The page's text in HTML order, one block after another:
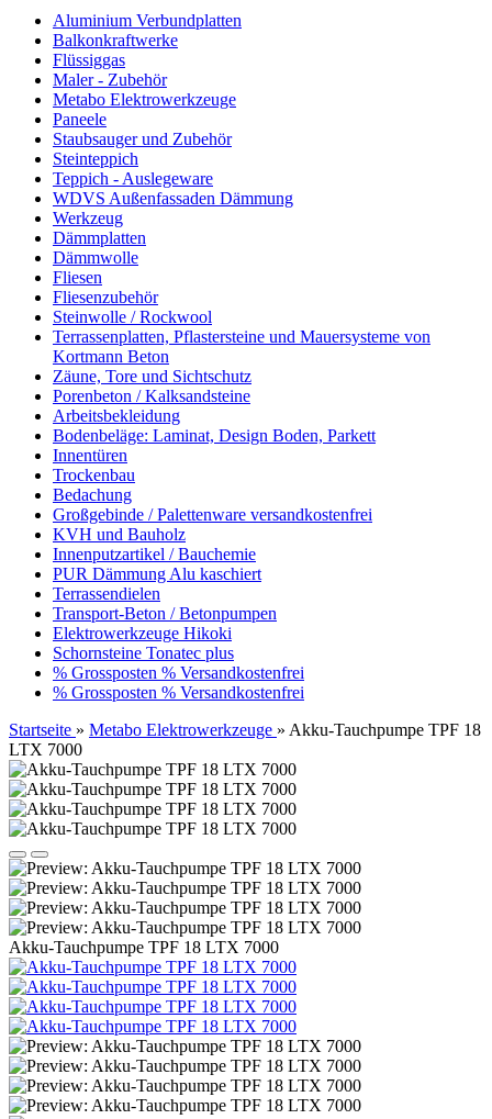
Aluminium Verbundplatten
Balkonkraftwerke
Flüssiggas
Maler - Zubehör
Metabo Elektrowerkzeuge
Paneele
Staubsauger und Zubehör
Steinteppich
Teppich - Auslegeware
WDVS Außenfassaden Dämmung
Werkzeug
Dämmplatten
Dämmwolle
Fliesen
Fliesenzubehör
Steinwolle / Rockwool
Terrassenplatten, Pflastersteine und Mauersysteme von
Kortmann Beton
Zäune, Tore und Sichtschutz
Porenbeton / Kalksandsteine
Arbeitsbekleidung
Bodenbeläge: Laminat, Design Boden, Parkett
Innentüren
Trockenbau
Bedachung
Großgebinde / Palettenware versandkostenfrei
KVH und Bauholz
Innenputzartikel / Bauchemie
PUR Dämmung Alu kaschiert
Terrassendielen
Transport-Beton / Betonpumpen
Elektrowerkzeuge Hikoki
Schornsteine Tonatec plus
% Grossposten % Versandkostenfrei
% Grossposten % Versandkostenfrei
Startseite » Metabo Elektrowerkzeuge » Akku-Tauchpumpe TPF 18
LTX 7000
Akku-Tauchpumpe TPF 18 LTX 7000